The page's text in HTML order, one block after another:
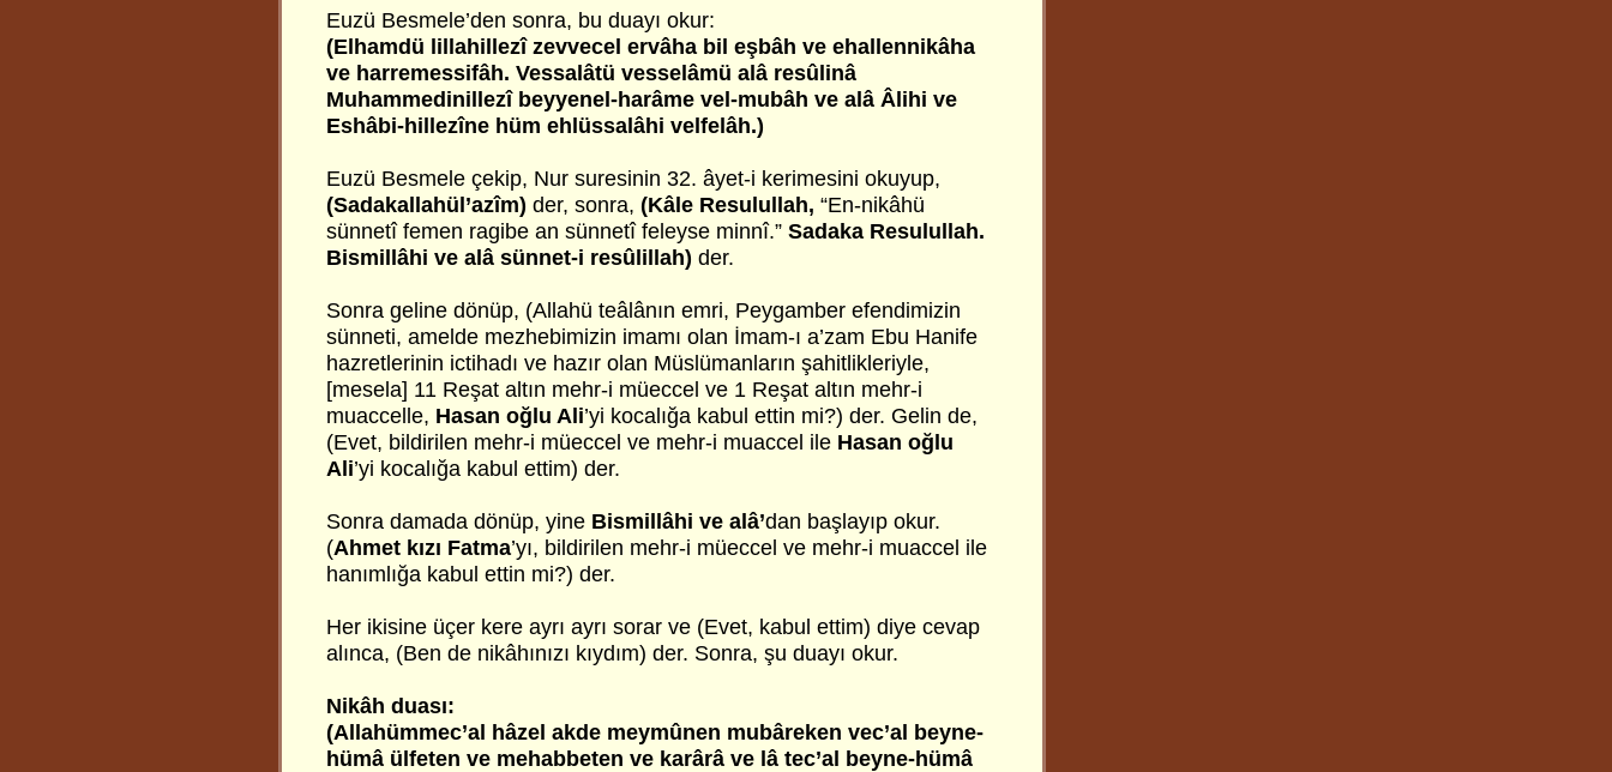
Euzü Besmele’den sonra, bu duayı okur:
(Elhamdü lillahillezî zevvecel ervâha bil eşbâh ve ehallennikâha
ve harremessifâh. Vessalâtü vesselâmü alâ resûlinâ
Muhammedinillezî beyyenel-harâme vel-mubâh ve alâ Âlihi ve
Eshâbi-hillezîne hüm ehlüssalâhi velfelâh.)
Euzü Besmele çekip, Nur suresinin 32. âyet-i kerimesini okuyup,
(Sadakallahül’azîm) der, sonra, (Kâle Resulullah, “En-nikâhü
sünnetî femen ragibe an sünnetî feleyse minnî.” Sadaka Resulullah.
Bismillâhi ve alâ sünnet-i resûlillah) der.
Sonra geline dönüp, (Allahü teâlânın emri, Peygamber efendimizin
sünneti, amelde mezhebimizin imamı olan İmam-ı a’zam Ebu Hanife
hazretlerinin ictihadı ve hazır olan Müslümanların şahitlikleriyle,
[mesela] 11 Reşat altın mehr-i müeccel ve 1 Reşat altın mehr-i
muaccelle, Hasan oğlu Ali’yi kocalığa kabul ettin mi?) der. Gelin de,
(Evet, bildirilen mehr-i müeccel ve mehr-i muaccel ile Hasan oğlu
Ali’yi kocalığa kabul ettim) der.
Sonra damada dönüp, yine Bismillâhi ve alâ’dan başlayıp okur.
(Ahmet kızı Fatma’yı, bildirilen mehr-i müeccel ve mehr-i muaccel ile
hanımlığa kabul ettin mi?) der.
Her ikisine üçer kere ayrı ayrı sorar ve (Evet, kabul ettim) diye cevap
alınca, (Ben de nikâhınızı kıydım) der. Sonra, şu duayı okur.
Nikâh duası:
(Allahümmec’al hâzel akde meymûnen mubâreken vec’al beyne-
hümâ ülfeten ve mehabbeten ve karârâ ve lâ tec’al beyne-hümâ